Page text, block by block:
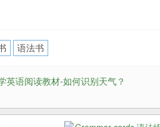
语法书
英语阅读教材-如何识别天气？